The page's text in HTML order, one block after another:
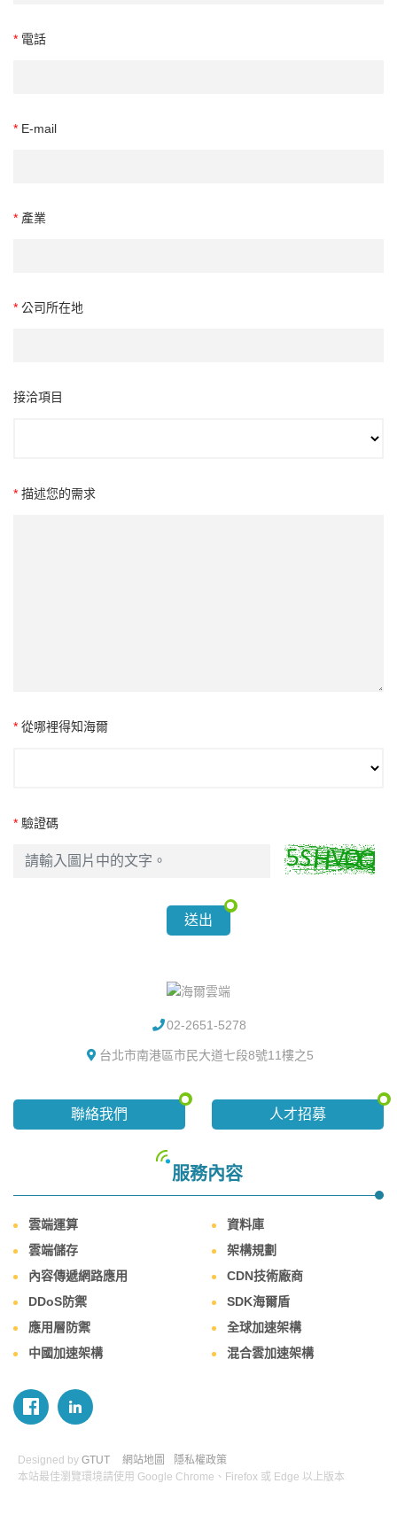
* 電話
* E-mail
* 產業
* 公司所在地
接洽項目
* 描述您的需求
* 從哪裡得知海爾
* 驗證碼
送出
02-2651-5278
台北市南港區市民大道七段8號11樓之5
聯絡我們 人才招募
服務內容
雲端運算
資料庫
雲端儲存
架構規劃
內容傳遞網路應用
CDN技術廠商
DDoS防禦
SDK海爾盾
應用層防禦
全球加速架構
中國加速架構
混合雲加速架構
Designed by GTUT 網站地圖
隱私權政策
本站最佳瀏覽環境請使用 Google Chrome、Firefox 或 Edge 以上版本